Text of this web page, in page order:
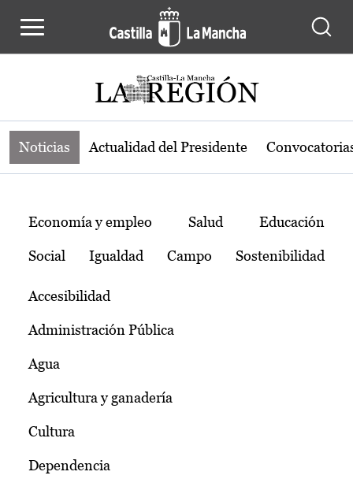
Noticias de la región de Castilla-La
Noticias Actualidad del Presidente
Temas
Economía y empleo Salud Educación
Social Igualdad Campo Sostenibilidad
Accesibilidad
Administración Pública
Agua
Agricultura y ganadería
Cultura
Dependencia